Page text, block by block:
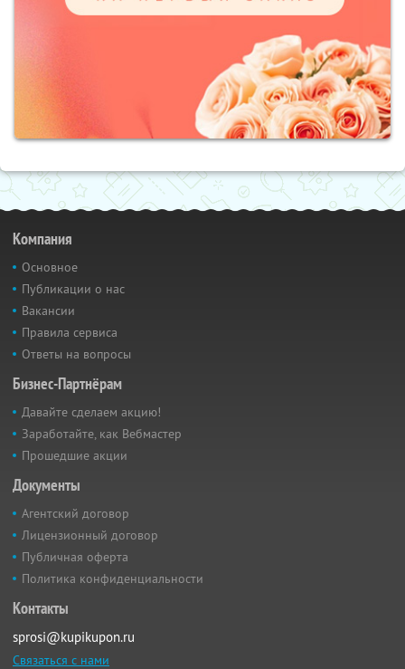
Компания
Основное
Публикации о нас
Вакансии
Правила сервиса
Ответы на вопросы
Бизнес-Партнёрам
Давайте сделаем акцию!
Заработайте, как Вебмастер
Прошедшие акции
Документы
Агентский договор
Лицензионный договор
Публичная оферта
Политика конфиденциальности
Контакты
sprosi@kupikupon.ru
Связаться с нами